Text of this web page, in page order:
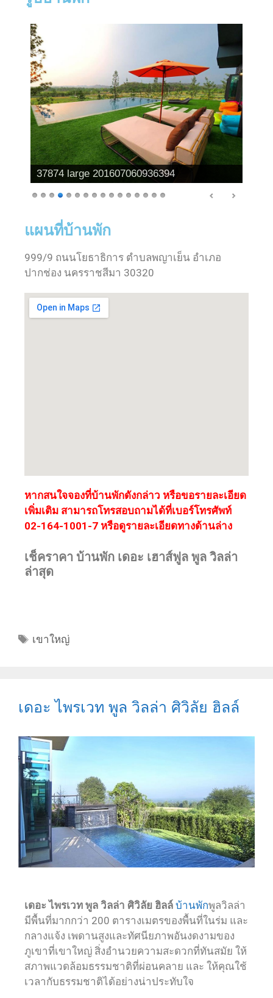
37874 large 201607060936394
แผนที่บ้านพัก
999/9 ถนนโยธาธิการ ตำบลพญาเย็น อำเภอ
ปากช่อง นครราชสีมา 30320
หากสนใจจองที่บ้านพักดังกล่าว หรือขอรายละเอียด
เพิ่มเติม สามารถโทรสอบถามได้ที่เบอร์โทรศัพท์
02-164-1001-7 หรือดูรายละเอียดทางด้านล่าง
เช็คราคา บ้านพัก เดอะ เฮาส์ฟูล พูล วิลล่า
ล่าสุด
เขาใหญ่
เดอะ ไพรเวท พูล วิลล่า ศิวิลัย ฮิลล์
เดอะ ไพรเวท พูล วิลล่า ศิวิลัย ฮิลล์ บ้านพักพูลวิลล่า
มีพื้นที่มากกว่า 200 ตารางเมตรของพื้นที่ในร่ม และ
กลางแจ้ง เพดานสูงและทัศนียภาพอันงดงามของ
ภูเขาที่เขาใหญ่ สิ่งอำนวยความสะดวกที่ทันสมัย ให้
สภาพแวดล้อมธรรมชาติที่ผ่อนคลาย และ ให้คุณใช้
เวลากับธรรมชาติได้อย่างน่าประทับใจ